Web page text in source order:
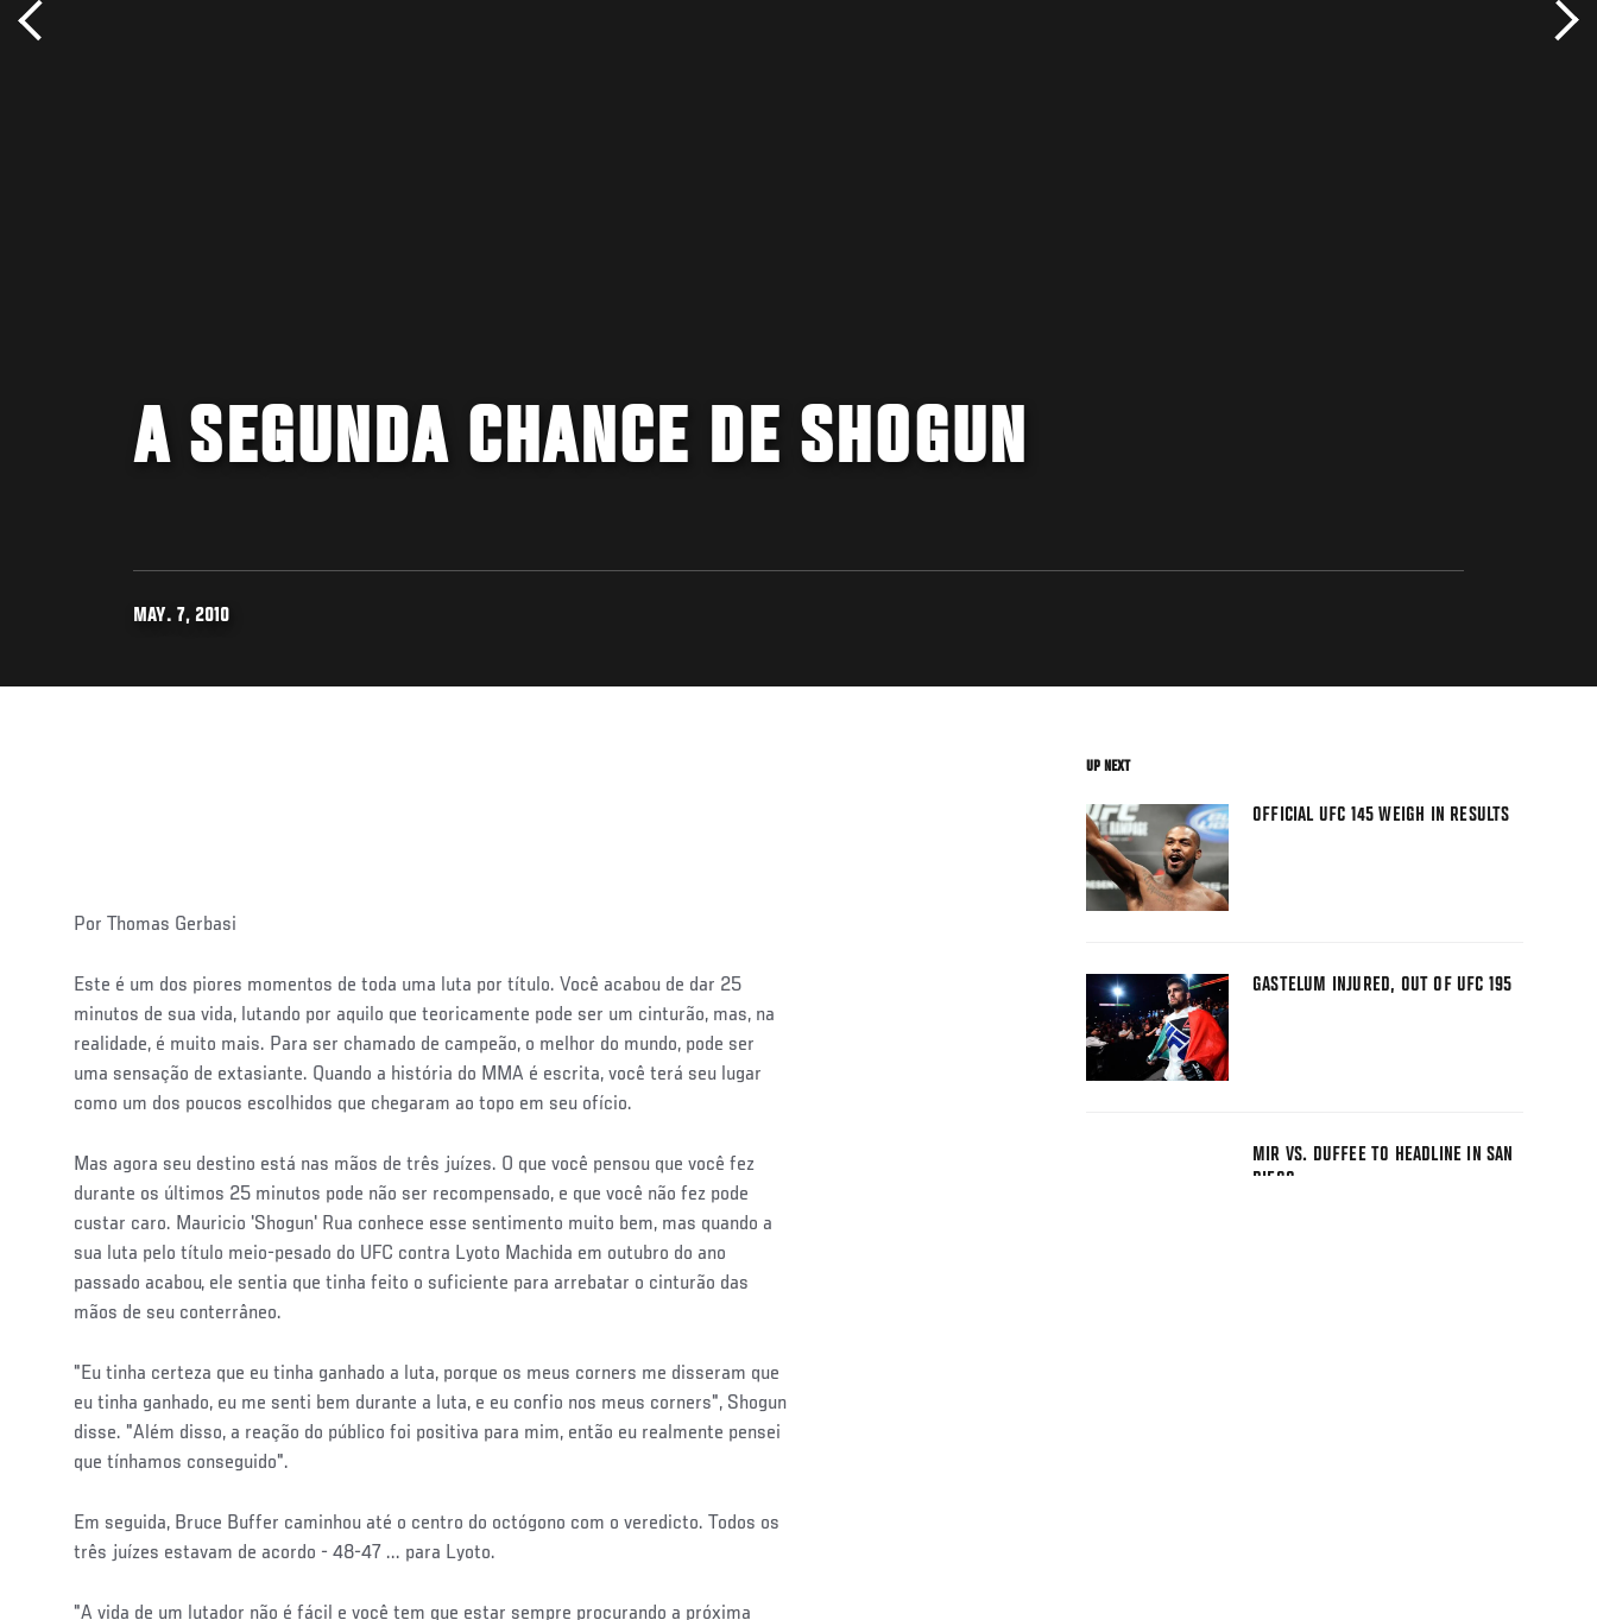
A SEGUNDA CHANCE DE SHOGUN
MAY. 7, 2010
Por Thomas Gerbasi
Este é um dos piores momentos de toda uma luta por título. Você acabou de dar 25
minutos de sua vida, lutando por aquilo que teoricamente pode ser um cinturão, mas, na
realidade, é muito mais. Para ser chamado de campeão, o melhor do mundo, pode ser
uma sensação de extasiante. Quando a história do MMA é escrita, você terá seu lugar
como um dos poucos escolhidos que chegaram ao topo em seu ofício.
Mas agora seu destino está nas mãos de três juízes. O que você pensou que você fez
durante os últimos 25 minutos pode não ser recompensado, e que você não fez pode
custar caro. Mauricio 'Shogun' Rua conhece esse sentimento muito bem, mas quando a
sua luta pelo título meio-pesado do UFC contra Lyoto Machida em outubro do ano
passado acabou, ele sentia que tinha feito o suficiente para arrebatar o cinturão das
mãos de seu conterrâneo.
"Eu tinha certeza que eu tinha ganhado a luta, porque os meus corners me disseram que
eu tinha ganhado, eu me senti bem durante a luta, e eu confio nos meus corners", Shogun
disse. "Além disso, a reação do público foi positiva para mim, então eu realmente pensei
que tínhamos conseguido".
Em seguida, Bruce Buffer caminhou até o centro do octógono com o veredicto. Todos os
três juízes estavam de acordo - 48-47 ... para Lyoto.
"A vida de um lutador não é fácil e você tem que estar sempre procurando a próxima
UP NEXT
OFFICIAL UFC 145 WEIGH IN RESULTS
GASTELUM INJURED, OUT OF UFC 195
MIR VS. DUFFEE TO HEADLINE IN SAN
DIEGO